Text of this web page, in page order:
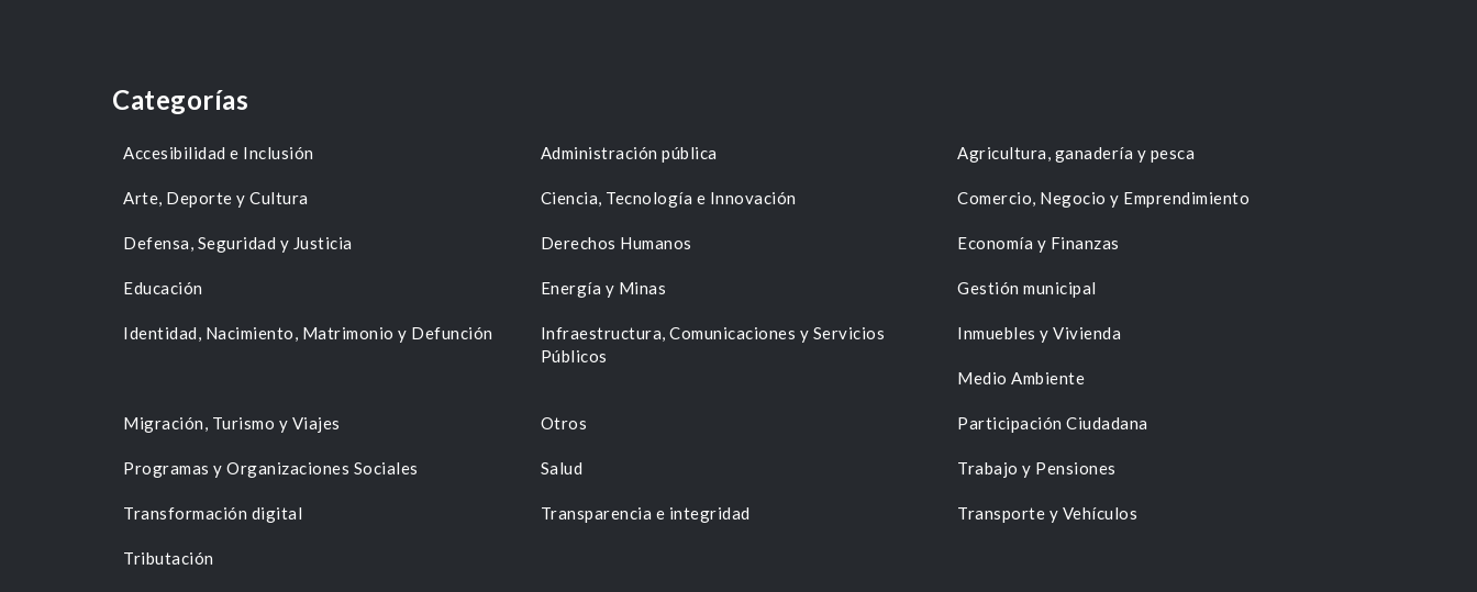
Categorías
Accesibilidad e Inclusión Administración pública Agricultura, ganadería y pesca
Arte, Deporte y Cultura Ciencia, Tecnología e Innovación Comercio, Negocio y Emprendimiento
Defensa, Seguridad y Justicia Derechos Humanos Economía y Finanzas
Educación Energía y Minas Gestión municipal
Identidad, Nacimiento, Matrimonio y Defunción
Infraestructura, Comunicaciones y Servicios
Públicos
Inmuebles y Vivienda
Medio Ambiente
Migración, Turismo y Viajes Otros Participación Ciudadana
Programas y Organizaciones Sociales Salud Trabajo y Pensiones
Transformación digital Transparencia e integridad Transporte y Vehículos
Tributación